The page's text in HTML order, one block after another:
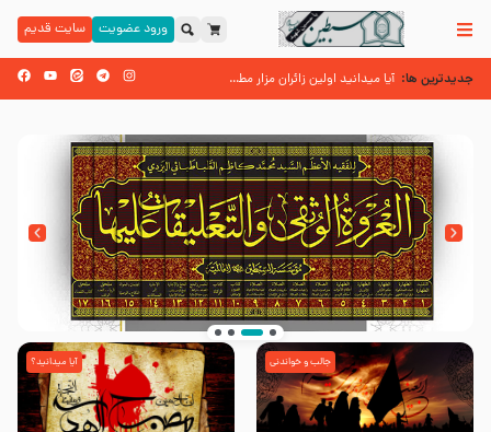
ورود عضویت سایت قدیم
جدیدترین ها: آیا میدانید اولین زائران مزار مطهر امام حسین (علیه السلام) چه کسانی
اسنادی کهن دال بر شهرت زیارت اربعین نزد امامیه در قرن ۶ و ۷ هجری زائران اربعین حسینی
انتشار کتاب ” العروة الوثقى و التعليقات عليها”
با طرحی بسیار زیبا و شکیل
جالب و خواندنی آیا میدانید؟